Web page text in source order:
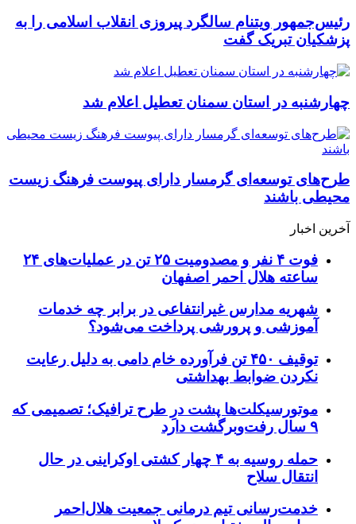
رئیس‌جمهور ویتنام سالگرد پیروزی انقلاب اسلامی را به
پزشکیان تبریک گفت
چهارشنبه در استان سمنان تعطیل اعلام شد
طرح‌های توسعه‌ای گرمسار دارای پیوست فرهنگ زیست
محیطی باشند
آخرین اخبار
فوت ۴ نفر و مصدومیت ۲۵ تن در عملیات‌های ۲۴
ساعته هلال احمر اصفهان
شهریه مدارس غیرانتفاعی در برابر چه خدمات
آموزشی و پرورشی پرداخت می‌شود؟
توقیف ۴۵۰ تن فرآورده خام دامی به دلیل رعایت
نکردن ضوابط بهداشتی
موتورسیکلت‌ها پشت درِ طرح ترافیک؛ تصمیمی که
۹ سال رفت‌وبرگشت دارد
حمله روسیه به ۴ چهار کشتی اوکراینی در حال
انتقال سلاح
خدمت‌رسانی تیم درمانی جمعیت هلال‌احمر